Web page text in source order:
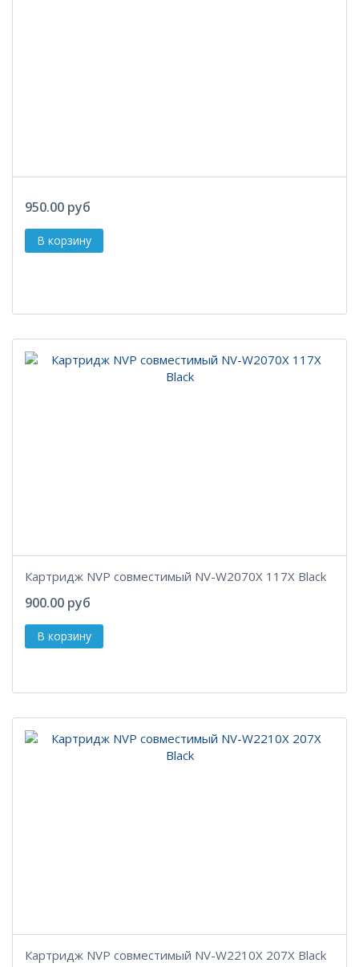
950.00 руб
Картридж NVP совместимый NV-W2070X 117X Black
900.00 руб
Картридж NVP совместимый NV-W2210X 207X Black